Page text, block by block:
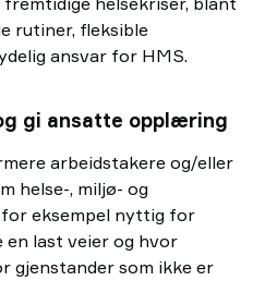
rutiner, fleksible
ansvar for HMS.
gi ansatte opplæring
arbeidstakere og/eller
helse-, miljø- og
eksempel nyttig for
last veier og hvor
gjenstander som ikke er